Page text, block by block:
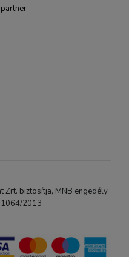
Zrt. biztosítja, MNB engedély
2013